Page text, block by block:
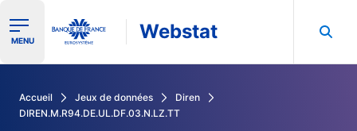
Ouvrir le menu de navigation
MENU Webstat
Accueil Jeux de données
Diren
DIREN.M.R94.DE.UL.DF.03.N.LZ.TT